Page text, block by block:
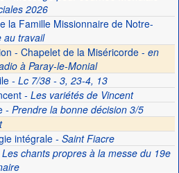
2026
la Famille Missionnaire de Notre-
au travail
- Chapelet de la Miséricorde - en
à Paray-le-Monial
- Lc 7/38 - 3, 23-4, 13
- Les variétés de Vincent
- Prendre la bonne décision 3/5
intégrale- Saint Fiacre
chants propres à la messe du 19e